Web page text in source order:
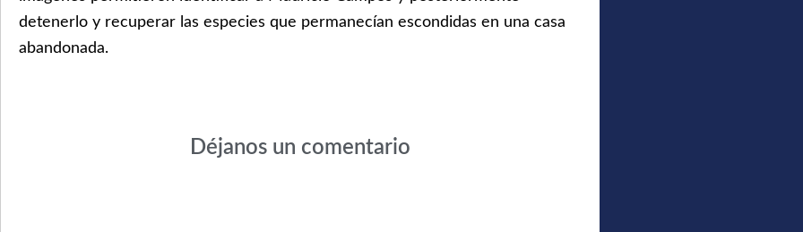
detenerlo y recuperar las especies que permanecían escondidas en una casa
abandonada.
Déjanos un comentario